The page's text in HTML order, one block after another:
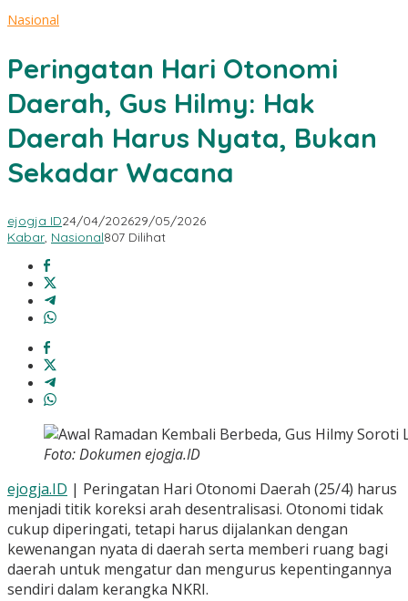
Nasional
Peringatan Hari Otonomi
Daerah, Gus Hilmy: Hak
Daerah Harus Nyata, Bukan
Sekadar Wacana
ejogja ID24/04/202629/05/2026
Kabar, Nasional807 Dilihat
Foto: Dokumen ejogja.ID
ejogja.ID | Peringatan Hari Otonomi Daerah (25/4) harus
menjadi titik koreksi arah desentralisasi. Otonomi tidak
cukup diperingati, tetapi harus dijalankan dengan
kewenangan nyata di daerah serta memberi ruang bagi
daerah untuk mengatur dan mengurus kepentingannya
sendiri dalam kerangka NKRI.